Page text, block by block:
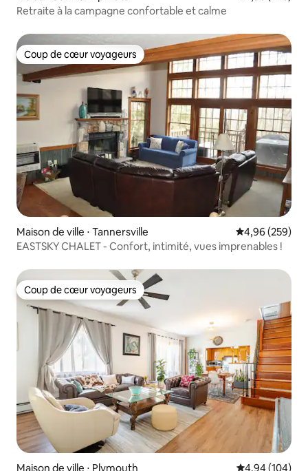
Retraite à la campagne confortable et calme
Coup de cœur voyageurs
Coup de cœur voyageurs
Maison de ville ⋅ Tannersville Évaluation
4,96 (259)
EASTSKY CHALET - Confort, intimité, vues imprenables !
Coup de cœur voyageurs
Coup de cœur voyageurs
Maison de ville ⋅ Plymouth Évaluation
4,94 (104)